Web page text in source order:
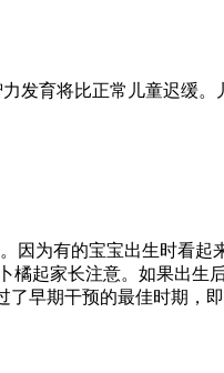
发育将比正常儿童迟缓
因为有的宝宝出生时看
起家长注意。如果出
早期干预的最佳时期，